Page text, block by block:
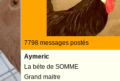
7798 messages postés
Aymeric
La béte de SOMME
Grand maitre